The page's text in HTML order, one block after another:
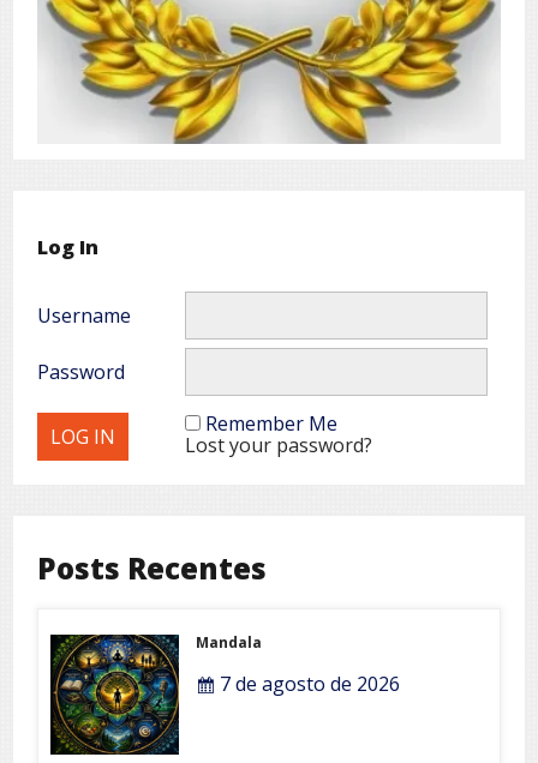
Log In
Username
Password
Remember Me
Lost your password?
Posts Recentes
Mandala
7 de agosto de 2026